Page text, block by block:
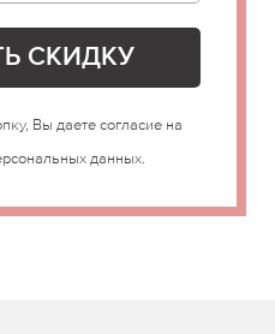
Вы даете согласие на
данных.